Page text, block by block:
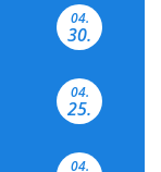
04.
30.
04.
25.
04.